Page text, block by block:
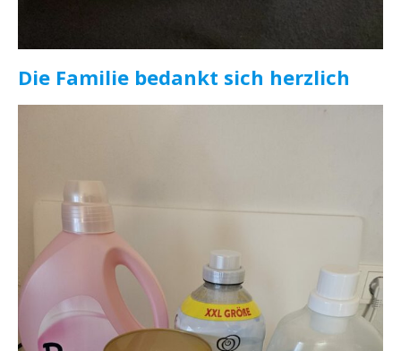
Die Familie bedankt sich herzlich